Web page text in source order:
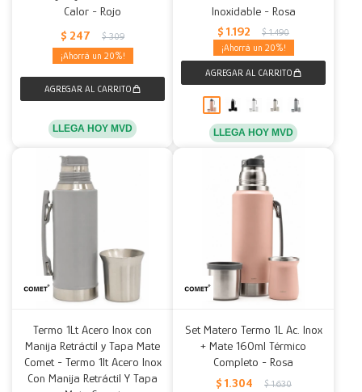
Calor - Rojo
$ 247 $ 309
20
LLEGA HOY MVD
Inoxidable - Rosa
$ 1.192 $ 1.490
20
LLEGA HOY MVD
Termo 1Lt Acero Inox con
Manija Retráctil y Tapa Mate
Comet - Termo 1lt Acero Inox
Con Manija Retráctil Y Tapa
Set Matero Termo 1L Ac. Inox
+ Mate 160ml Térmico
Completo - Rosa
$ 1.304 $ 1.630